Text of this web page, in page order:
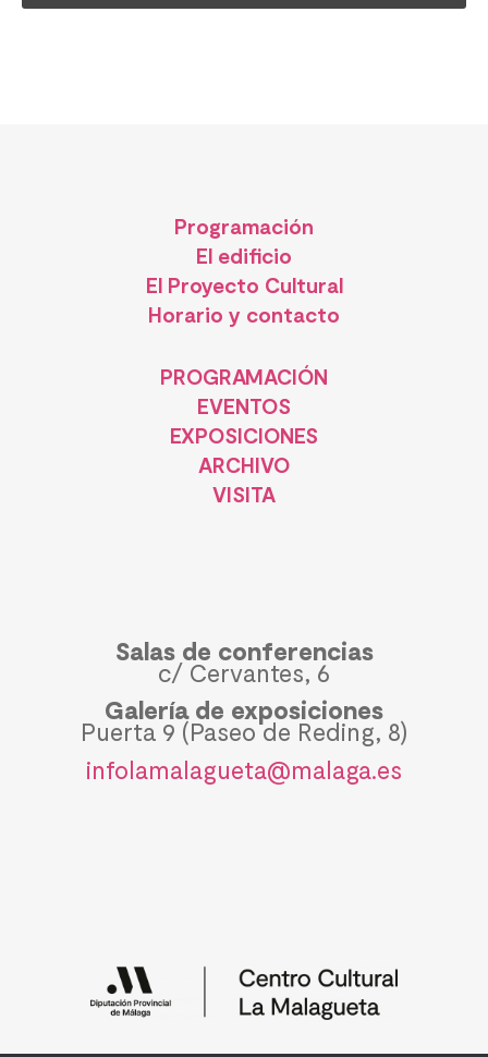
Programación
El edificio
El Proyecto Cultural
Horario y contacto
PROGRAMACIÓN
EVENTOS
EXPOSICIONES
ARCHIVO
VISITA
Salas de conferencias
c/ Cervantes, 6
Galería de exposiciones
Puerta 9 (Paseo de Reding, 8)
infolamalagueta@malaga.es